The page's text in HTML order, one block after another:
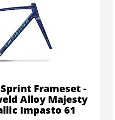
Frameset -
Alloy Majesty
Impasto 61